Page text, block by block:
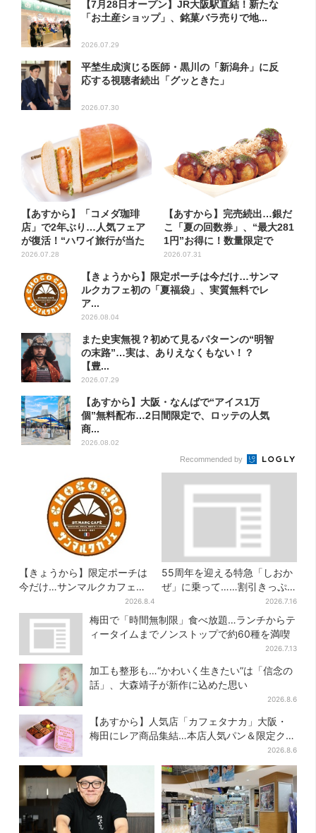
【7月28日オープン】JR大阪駅直結！新たな
「お土産ショップ」、銘菓バラ売りで地...
2026.07.29
平埜生成演じる医師・黒川の「新潟弁」に反
応する視聴者続出「グッときた」
2026.07.30
【あすから】「コメダ珈琲
店」で2年ぶり…人気フェア
が復活！“ハワイ旅行が当た
る”...
2026.07.28
【あすから】完売続出…銀だ
こ「夏の回数券」、“最大281
1円”お得に！数量限定で
2026.07.31
【きょうから】限定ポーチは今だけ…サンマ
ルクカフェ初の「夏福袋」、実質無料でレ
ア...
2026.08.04
また史実無視？初めて見るパターンの“明智
の末路”…実は、ありえなくもない！？
【豊...
2026.07.29
【あすから】大阪・なんばで“アイス1万
個”無料配布…2日間限定で、ロッテの人気
商...
2026.08.02
Recommended by
【きょうから】限定ポーチは
今だけ…サンマルクカフェ初
の「夏福袋」、実質無料でレ
アグッズが手に入る
2026.8.4
55周年を迎える特急「しおか
ぜ」に乗って……割引きっぷ
で、松山・道後温泉と南予を
満喫【大阪から愛媛へおトク
旅】
2026.7.16
梅田で「時間無制限」食べ放題…ランチからテ
ィータイムまでノンストップで約60種を満喫
2026.7.13
加工も整形も…“かわいく生きたい”は「信念の
話」、大森靖子が新作に込めた思い
2026.8.6
【あすから】人気店「カフェタナカ」大阪・
梅田にレア商品集結…本店人気パン＆限定クッ
2026.8.6